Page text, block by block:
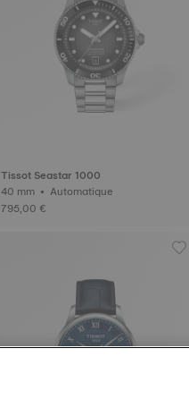
Tissot Seastar 1000
40 mm • Automatique
795,00 €